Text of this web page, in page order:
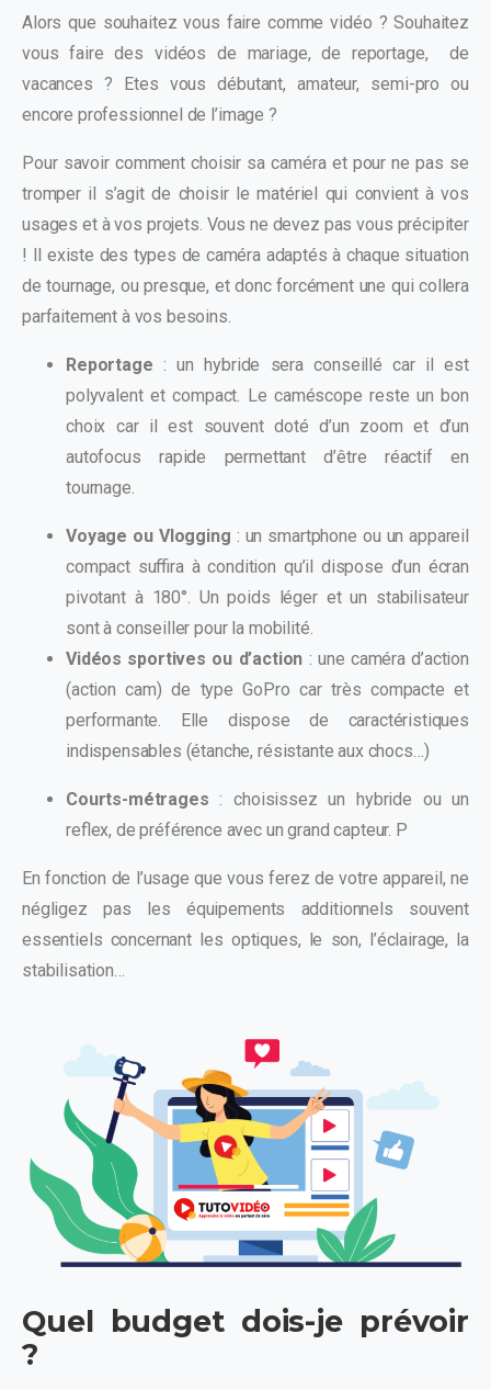
Alors que souhaitez vous faire comme vidéo ? Souhaitez
vous faire des vidéos de mariage, de reportage,
de
vacances ? Etes vous débutant, amateur, semi-pro ou
encore professionnel de l’image ?
Pour savoir comment choisir sa caméra et pour ne pas se
tromper il s’agit de choisir le matériel qui convient à vos
usages et à vos projets. Vous ne devez pas vous précipiter
! Il existe des types de caméra adaptés à chaque situation
de tournage, ou presque, et donc forcément une qui collera
parfaitement à vos besoins.
Reportage : un hybride sera conseillé car il est
polyvalent et compact. Le caméscope reste un bon
choix car il est souvent doté d’un zoom et d’un
autofocus rapide permettant d’être réactif en
tournage.
Voyage ou Vlogging : un smartphone ou un appareil
compact suffira à condition qu’il dispose d’un écran
pivotant à 180°. Un poids léger et un stabilisateur
sont à conseiller pour la mobilité.
Vidéos sportives ou d’action : une caméra d’action
(action cam) de type GoPro car très compacte et
performante. Elle dispose de caractéristiques
indispensables (étanche, résistante aux chocs…)
Courts-métrages: choisissez un hybride ou un
reflex, de préférence avec un grand capteur. P
En fonction de l’usage que vous ferez de votre appareil, ne
négligez pas les équipements additionnels souvent
essentiels concernant les optiques, le son, l’éclairage, la
stabilisation…
Quel budget dois-je prévoir
?